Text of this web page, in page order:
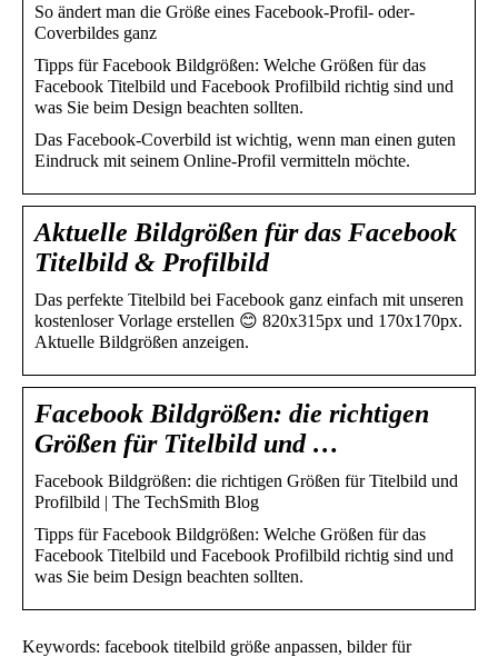
So ändert man die Größe eines Facebook-Profil- oder-
Coverbildes ganz
Tipps für Facebook Bildgrößen: Welche Größen für das
Facebook Titelbild und Facebook Profilbild richtig sind und
was Sie beim Design beachten sollten.
Das Facebook-Coverbild ist wichtig, wenn man einen guten
Eindruck mit seinem Online-Profil vermitteln möchte.
Aktuelle Bildgrößen für das Facebook
Titelbild & Profilbild
Das perfekte Titelbild bei Facebook ganz einfach mit unseren
kostenloser Vorlage erstellen 😊 820x315px und 170x170px.
Aktuelle Bildgrößen anzeigen.
Facebook Bildgrößen: die richtigen
Größen für Titelbild und …
Facebook Bildgrößen: die richtigen Größen für Titelbild und
Profilbild | The TechSmith Blog
Tipps für Facebook Bildgrößen: Welche Größen für das
Facebook Titelbild und Facebook Profilbild richtig sind und
was Sie beim Design beachten sollten.
Keywords: facebook titelbild größe anpassen, bilder für